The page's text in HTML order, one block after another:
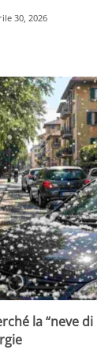
30, 2026
la “neve